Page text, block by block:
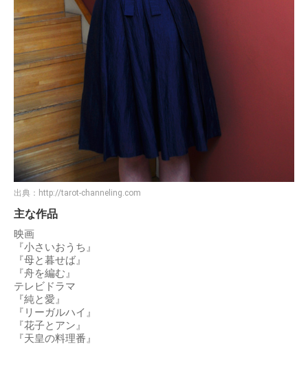
出典： http://tarot-channeling.com
主な作品
映画
『小さいおうち』
『母と暮せば』
『舟を編む』
テレビドラマ
『純と愛』
『リーガルハイ』
『花子とアン』
『天皇の料理番』